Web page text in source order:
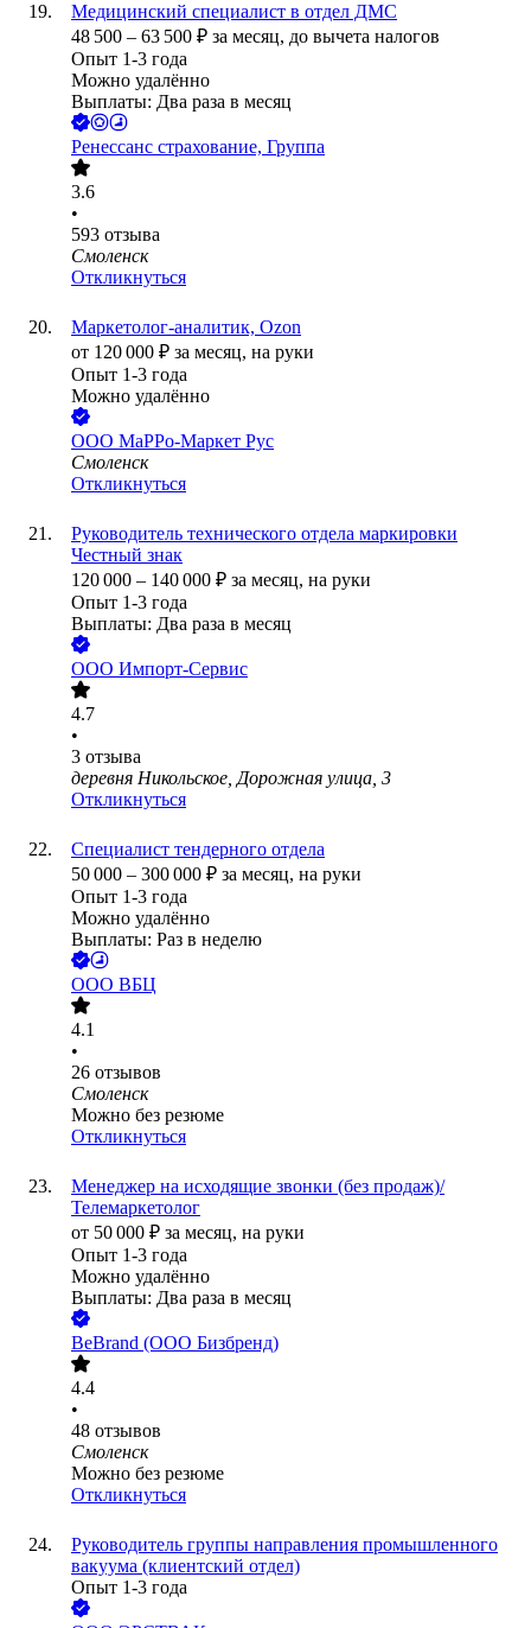
Медицинский специалист в отдел ДМС
48 500 – 63 500 ₽ за месяц, до вычета налогов
Опыт 1-3 года
Можно удалённо
Выплаты: Два раза в месяц
Ренессанс cтрахование, Группа
3.6
•
593 отзыва
Смоленск
Откликнуться
Маркетолог-аналитик, Ozon
от 120 000 ₽ за месяц, на руки
Опыт 1-3 года
Можно удалённо
ООО МаРРо-Маркет Рус
Смоленск
Откликнуться
Руководитель технического отдела маркировки
Честный знак
120 000 – 140 000 ₽ за месяц, на руки
Опыт 1-3 года
Выплаты: Два раза в месяц
ООО Импорт-Сервис
4.7
•
3 отзыва
деревня Никольское, Дорожная улица, 3
Откликнуться
Специалист тендерного отдела
50 000 – 300 000 ₽ за месяц, на руки
Опыт 1-3 года
Можно удалённо
Выплаты: Раз в неделю
ООО ВБЦ
4.1
•
26 отзывов
Смоленск
Можно без резюме
Откликнуться
Менеджер на исходящие звонки (без продаж)/
Телемаркетолог
от 50 000 ₽ за месяц, на руки
Опыт 1-3 года
Можно удалённо
Выплаты: Два раза в месяц
BeBrand (ООО Бизбренд)
4.4
•
48 отзывов
Смоленск
Можно без резюме
Откликнуться
Руководитель группы направления промышленного
вакуума (клиентский отдел)
Опыт 1-3 года